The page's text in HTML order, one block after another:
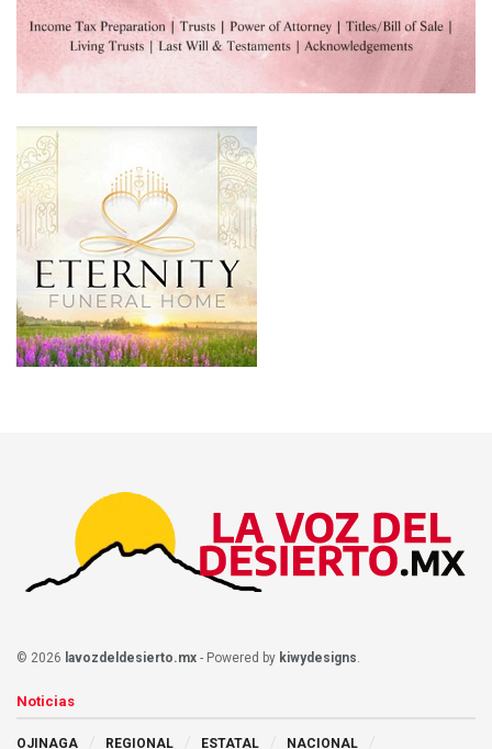
© 2026 lavozdeldesierto.mx - Powered by kiwydesigns.
Noticias
OJINAGA REGIONAL ESTATAL NACIONAL